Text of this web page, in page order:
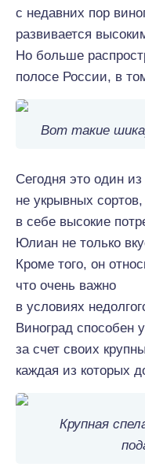
с недавних пор
развивается
Но больше
полосе России, в
Вот такие
Сегодня это один
не укрывных
в себе высокие
Юлиан не только
Кроме того, он
что очень важно
в условиях
Виноград способен
за счет своих
каждая из которых
Крупная